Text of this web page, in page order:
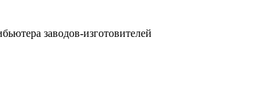
заводов-изготовителей